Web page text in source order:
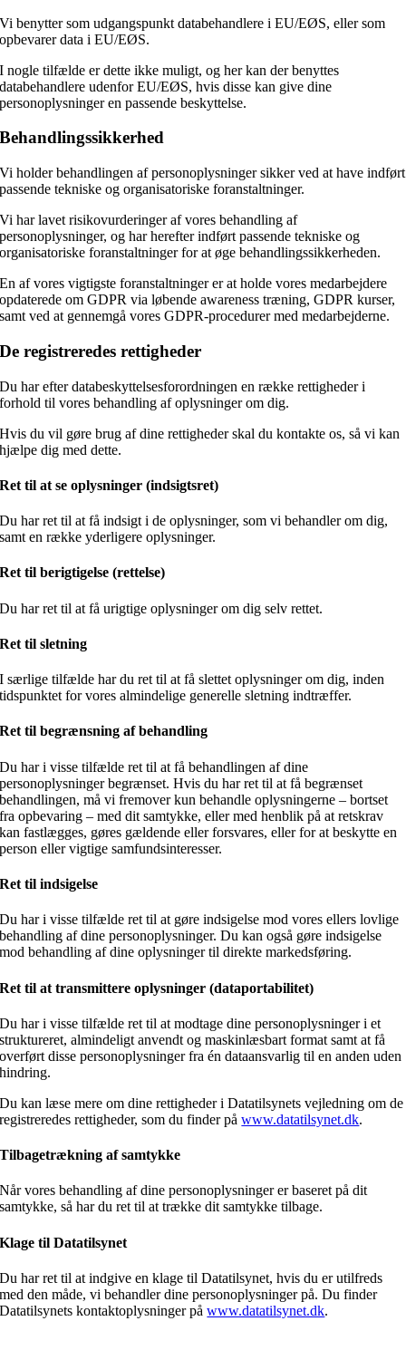
Vi benytter som udgangspunkt databehandlere i EU/EØS, eller som
opbevarer data i EU/EØS.
I nogle tilfælde er dette ikke muligt, og her kan der benyttes
databehandlere udenfor EU/EØS, hvis disse kan give dine
personoplysninger en passende beskyttelse.
Behandlingssikkerhed
Vi holder behandlingen af personoplysninger sikker ved at have indført
passende tekniske og organisatoriske foranstaltninger.
Vi har lavet risikovurderinger af vores behandling af
personoplysninger, og har herefter indført passende tekniske og
organisatoriske foranstaltninger for at øge behandlingssikkerheden.
En af vores vigtigste foranstaltninger er at holde vores medarbejdere
opdaterede om GDPR via løbende awareness træning, GDPR kurser,
samt ved at gennemgå vores GDPR-procedurer med medarbejderne.
De registreredes rettigheder
Du har efter databeskyttelsesforordningen en række rettigheder i
forhold til vores behandling af oplysninger om dig.
Hvis du vil gøre brug af dine rettigheder skal du kontakte os, så vi kan
hjælpe dig med dette.
Ret til at se oplysninger (indsigtsret)
Du har ret til at få indsigt i de oplysninger, som vi behandler om dig,
samt en række yderligere oplysninger.
Ret til berigtigelse (rettelse)
Du har ret til at få urigtige oplysninger om dig selv rettet.
Ret til sletning
I særlige tilfælde har du ret til at få slettet oplysninger om dig, inden
tidspunktet for vores almindelige generelle sletning indtræffer.
Ret til begrænsning af behandling
Du har i visse tilfælde ret til at få behandlingen af dine
personoplysninger begrænset. Hvis du har ret til at få begrænset
behandlingen, må vi fremover kun behandle oplysningerne – bortset
fra opbevaring – med dit samtykke, eller med henblik på at retskrav
kan fastlægges, gøres gældende eller forsvares, eller for at beskytte en
person eller vigtige samfundsinteresser.
Ret til indsigelse
Du har i visse tilfælde ret til at gøre indsigelse mod vores ellers lovlige
behandling af dine personoplysninger. Du kan også gøre indsigelse
mod behandling af dine oplysninger til direkte markedsføring.
Ret til at transmittere oplysninger (dataportabilitet)
Du har i visse tilfælde ret til at modtage dine personoplysninger i et
struktureret, almindeligt anvendt og maskinlæsbart format samt at få
overført disse personoplysninger fra én dataansvarlig til en anden uden
hindring.
Du kan læse mere om dine rettigheder i Datatilsynets vejledning om de
registreredes rettigheder, som du finder påwww.datatilsynet.dk.
Tilbagetrækning af samtykke
Når vores behandling af dine personoplysninger er baseret på dit
samtykke, så har du ret til at trække dit samtykke tilbage.
Klage til Datatilsynet
Du har ret til at indgive en klage til Datatilsynet, hvis du er utilfreds
med den måde, vi behandler dine personoplysninger på. Du finder
Datatilsynets kontaktoplysninger påwww.datatilsynet.dk.